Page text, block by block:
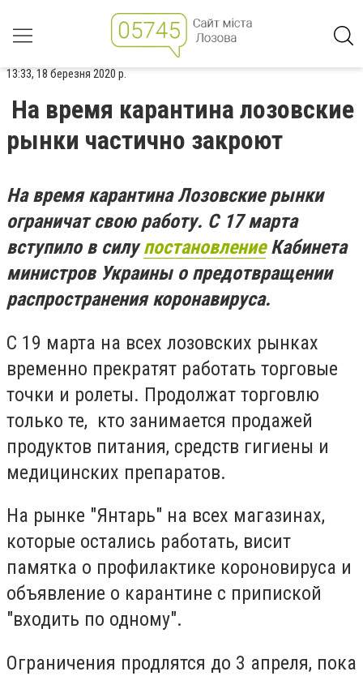
13:33, 18 березня 2020 р.
На время карантина лозовские
рынки частично закроют
На время карантинаЛозовские рынки
ограничат свою работу. С 17 марта
вступило в силупостановлениеКабинета
министров Украины о предотвращении
распространения коронавируса.
С 19 марта на всех лозовских рынках
временно прекратят работать торговые
точки и ролеты. Продолжат торговлю
только те, кто занимается продажей
продуктов питания, средств гигиены и
медицинских препаратов.
На рынке "Янтарь" на всех магазинах,
которые остались работать, висит
памятка о профилактике короновируса и
объявление о карантине с припиской
"входить по одному".
Ограничения продлятся до 3 апреля, пока